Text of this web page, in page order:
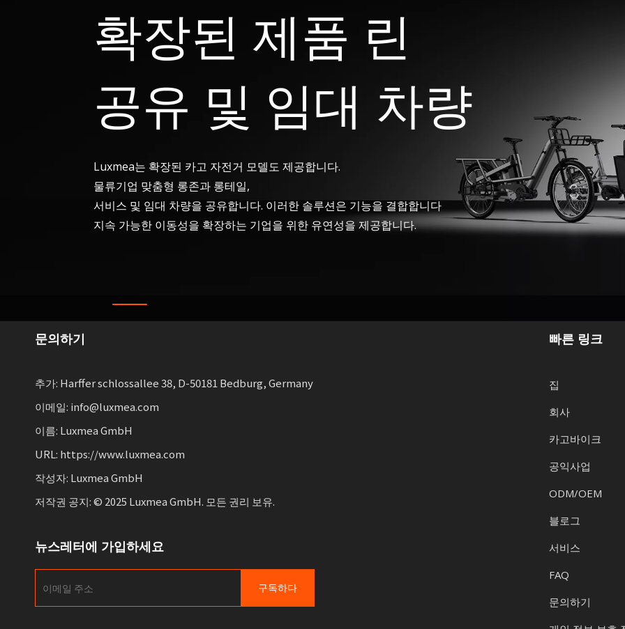
확장된 제품 린
공유 및 임대 차량
Luxmea는 확장된 카고 자전거 모델도 제공합니다.
물류기업 맞춤형 롱존과 롱테일,
서비스 및 임대 차량을 공유합니다. 이러한 솔루션은 기능을 결합합니다
지속 가능한 이동성을 확장하는 기업을 위한 유연성을 제공합니다.
문의하기
추가: Harffer schlossallee 38, D-50181 Bedburg, Germany
이메일: info@luxmea.com
이름: Luxmea GmbH
URL: https://www.luxmea.com
작성자: Luxmea GmbH
저작권 공지: © 2025 Luxmea GmbH. 모든 권리 보유.
뉴스레터에 가입하세요
구독하다
빠른 링크
집
회사
카고바이크
공익사업
ODM/OEM
블로그
서비스
FAQ
문의하기